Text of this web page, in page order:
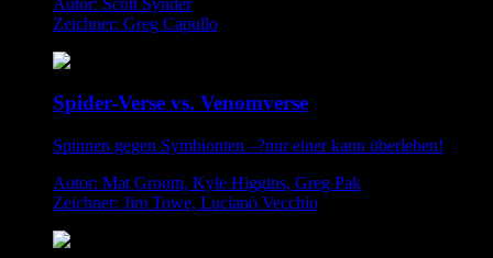
Zeichner: Greg Capullo
Spider-Verse vs. Venomverse
Spinnen gegen Symbionten –?nur einer kann überleben!
Autor: Mat Groom, Kyle Higgins, Greg Pak
Zeichner: Jim Towe, Luciano Vecchio